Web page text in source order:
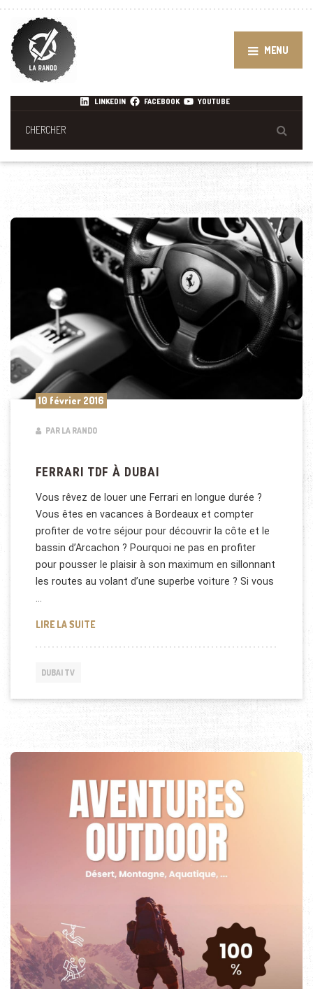
MENU
LINKEDIN FACEBOOK YOUTUBE
10 février 2016
PAR LA RANDO
FERRARI TDF À DUBAI
Vous rêvez de louer une Ferrari en longue durée ?
Vous êtes en vacances à Bordeaux et compter
profiter de votre séjour pour découvrir la côte et le
bassin d’Arcachon ? Pourquoi ne pas en profiter
pour pousser le plaisir à son maximum en sillonnant
les routes au volant d’une superbe voiture ? Si vous
LIRE LA SUITEFERRARI TDF À DUBAI
DUBAI TV